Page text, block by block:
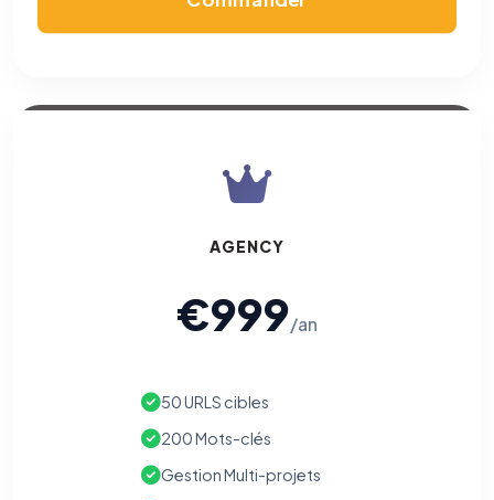
AGENCY
€999/an
50 URLS cibles
200 Mots-clés
Gestion Multi-projets